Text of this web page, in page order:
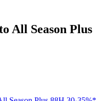
Season Plus